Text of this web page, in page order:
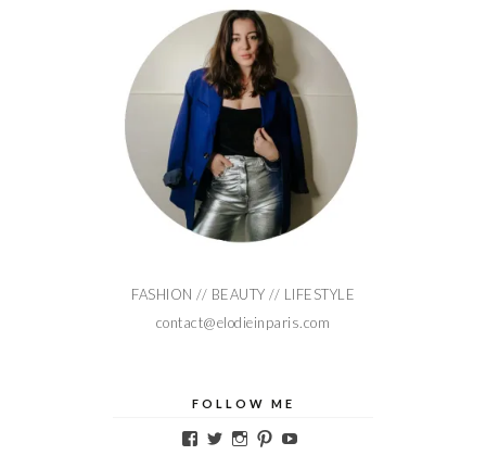
FASHION // BEAUTY // LIFESTYLE
contact@elodieinparis.com
FOLLOW ME
Voir Voir Voir Voir